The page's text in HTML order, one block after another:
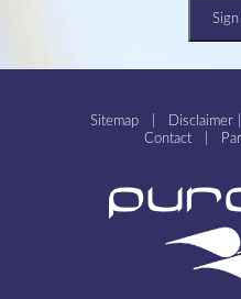
Sitemap Disclaimer
Contact